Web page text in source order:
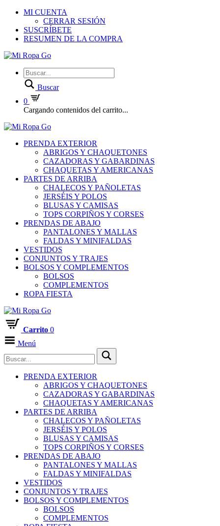
MI CUENTA
CERRAR SESIÓN
SUSCRÍBETE
RESUMEN DE LA COMPRA
Buscar
0
Cargando contenidos del carrito...
PRENDA EXTERIOR
ABRIGOS Y CHAQUETONES
CAZADORAS Y GABARDINAS
CHAQUETAS Y AMERICANAS
PARTES DE ARRIBA
CHALECOS Y PAÑOLETAS
JERSÉIS Y POLOS
BLUSAS Y CAMISAS
TOPS CORPIÑOS Y CORSES
PRENDAS DE ABAJO
PANTALONES Y MALLAS
FALDAS Y MINIFALDAS
VESTIDOS
CONJUNTOS Y TRAJES
BOLSOS Y COMPLEMENTOS
BOLSOS
COMPLEMENTOS
ROPA FIESTA
Carrito 0
Menú
PRENDA EXTERIOR
ABRIGOS Y CHAQUETONES
CAZADORAS Y GABARDINAS
CHAQUETAS Y AMERICANAS
PARTES DE ARRIBA
CHALECOS Y PAÑOLETAS
JERSÉIS Y POLOS
BLUSAS Y CAMISAS
TOPS CORPIÑOS Y CORSES
PRENDAS DE ABAJO
PANTALONES Y MALLAS
FALDAS Y MINIFALDAS
VESTIDOS
CONJUNTOS Y TRAJES
BOLSOS Y COMPLEMENTOS
BOLSOS
COMPLEMENTOS